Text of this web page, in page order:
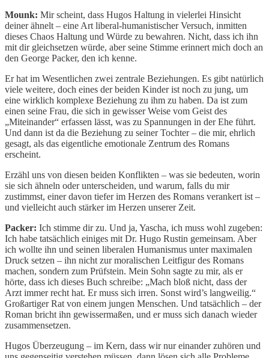
Mounk: Mir scheint, dass Hugos Haltung in vielerlei Hinsicht
deiner ähnelt – eine Art liberal-humanistischer Versuch, inmitten
dieses Chaos Haltung und Würde zu bewahren. Nicht, dass ich ihn
mit dir gleichsetzen würde, aber seine Stimme erinnert mich doch an
den George Packer, den ich kenne.
Er hat im Wesentlichen zwei zentrale Beziehungen. Es gibt natürlich
viele weitere, doch eines der beiden Kinder ist noch zu jung, um
eine wirklich komplexe Beziehung zu ihm zu haben. Da ist zum
einen seine Frau, die sich in gewisser Weise vom Geist des
„Miteinander“ erfassen lässt, was zu Spannungen in der Ehe führt.
Und dann ist da die Beziehung zu seiner Tochter – die mir, ehrlich
gesagt, als das eigentliche emotionale Zentrum des Romans
erscheint.
Erzähl uns von diesen beiden Konflikten – was sie bedeuten, worin
sie sich ähneln oder unterscheiden, und warum, falls du mir
zustimmst, einer davon tiefer im Herzen des Romans verankert ist –
und vielleicht auch stärker im Herzen unserer Zeit.
Packer: Ich stimme dir zu. Und ja, Yascha, ich muss wohl zugeben:
Ich habe tatsächlich einiges mit Dr. Hugo Rustin gemeinsam. Aber
ich wollte ihn und seinen liberalen Humanismus unter maximalen
Druck setzen – ihn nicht zur moralischen Leitfigur des Romans
machen, sondern zum Prüfstein. Mein Sohn sagte zu mir, als er
hörte, dass ich dieses Buch schreibe: „Mach bloß nicht, dass der
Arzt immer recht hat. Er muss sich irren. Sonst wird’s langweilig.“
Großartiger Rat von einem jungen Menschen. Und tatsächlich – der
Roman bricht ihn gewissermaßen, und er muss sich danach wieder
zusammensetzen.
Hugos Überzeugung – im Kern, dass wir nur einander zuhören und